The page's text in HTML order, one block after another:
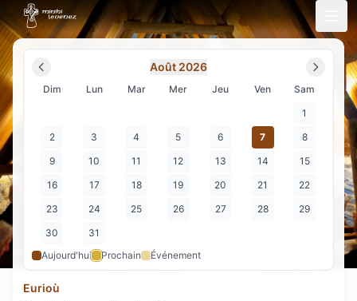
Août 2026
Dim Lun Mar Mer Jeu Ven
Sam
1
2
3 4 5 6 7
8
9
10 11 12 13 14
15
16
17 18 19 20 21
22
23
24 25 26 27 28
29
30
31
Aujourd'hui
Prochain Événement
Eurioù